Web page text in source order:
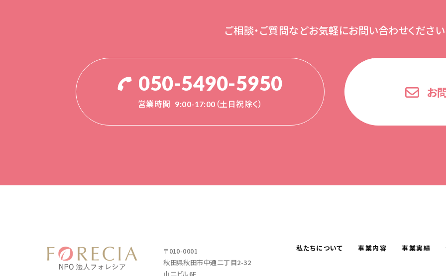
ご相談・ご質問などお気軽にお問い合わせください
050-5490-5950
営業時間 9:00-17:00（土日祝除く）
お
〒010-0001
秋田県秋田市中通二丁目2-32
山二ビル6F
私たちについて 事業内容 事業実績